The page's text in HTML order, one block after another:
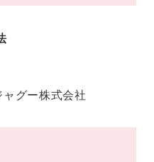
グー株式会社